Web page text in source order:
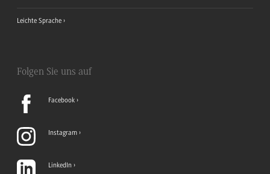
Leichte Sprache
Folgen Sie uns auf
Facebook
Instagram
LinkedIn